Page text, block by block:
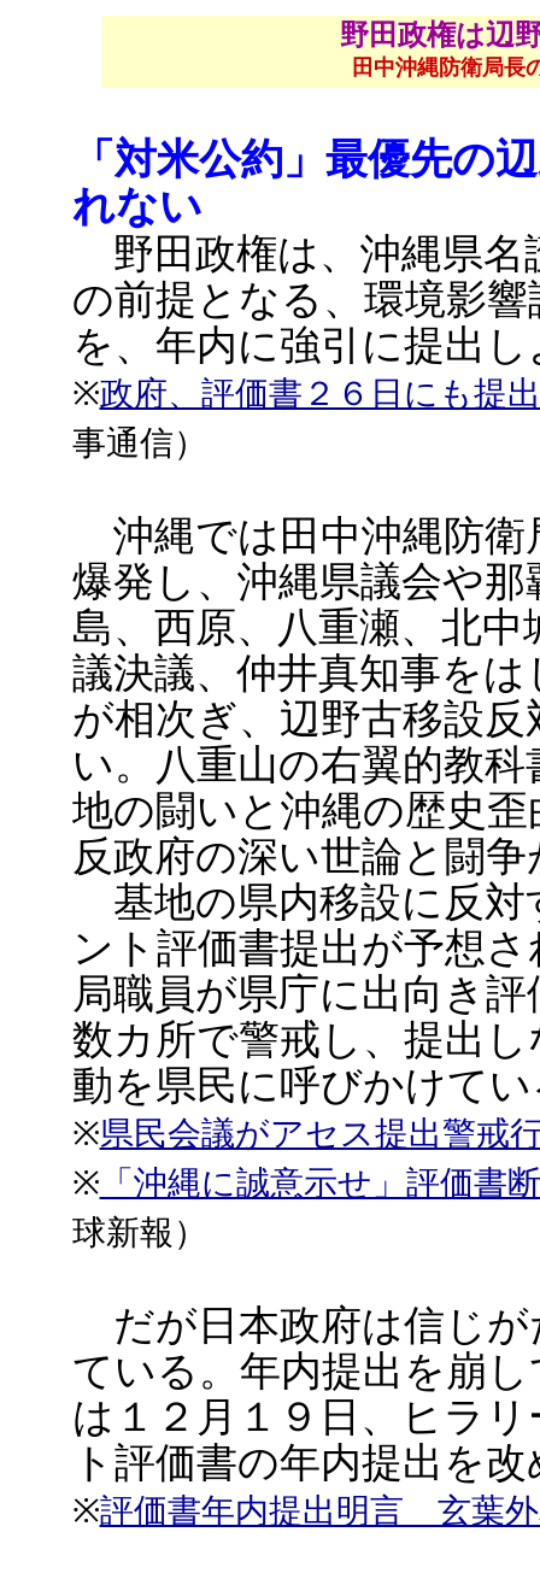
野田政権は辺
田中沖縄防衛局長
「対米公約」最優先の
れない
野田政権は、沖縄県名
の前提となる、環境影
を、年内に強引に提出
※政府、評価書２６日にも提
事通信）
沖縄では田中沖縄防衛
爆発し、沖縄県議会や
島、西原、八重瀬、北
議決議、仲井真知事を
が相次ぎ、辺野古移設
い。八重山の右翼的教
地の闘いと沖縄の歴史
反政府の深い世論と闘
基地の県内移設に反対
ント評価書提出が予想
局職員が県庁に出向き
数カ所で警戒し、提出
動を県民に呼びかけて
※県民会議がアセス提出警戒
※ 「沖縄に誠意示せ」評価
球新報）
だが日本政府は信じが
ている。年内提出を崩
は１２月１９日、ヒラ
ト評価書の年内提出を
※評価書年内提出明言 玄葉